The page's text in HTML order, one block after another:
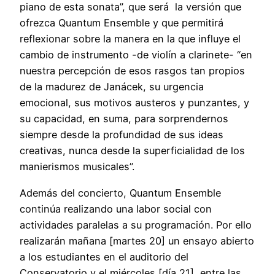
piano de esta sonata”, que será la versión que
ofrezca Quantum Ensemble y que permitirá
reflexionar sobre la manera en la que influye el
cambio de instrumento -de violín a clarinete- “en
nuestra percepción de esos rasgos tan propios
de la madurez de Janácek, su urgencia
emocional, sus motivos austeros y punzantes, y
su capacidad, en suma, para sorprendernos
siempre desde la profundidad de sus ideas
creativas, nunca desde la superficialidad de los
manierismos musicales”.
Además del concierto, Quantum Ensemble
continúa realizando una labor social con
actividades paralelas a su programación. Por ello
realizarán mañana [martes 20] un ensayo abierto
a los estudiantes en el auditorio del